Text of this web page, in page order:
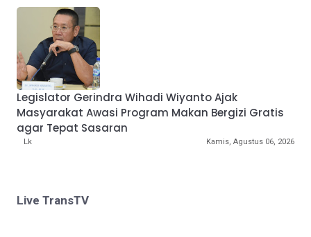
Legislator Gerindra Wihadi Wiyanto Ajak
Masyarakat Awasi Program Makan Bergizi Gratis
agar Tepat Sasaran
Lk Kamis, Agustus 06, 2026
Live TransTV